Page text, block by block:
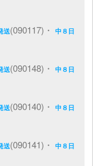
送(090117)・中８日
送(090148)・中８日
送(090140)・中８日
送(090141)・中８日